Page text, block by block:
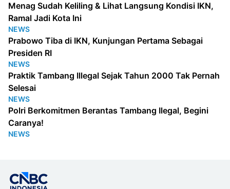
Menag Sudah Keliling & Lihat Langsung Kondisi IKN,
Ramal Jadi Kota Ini
NEWS
Prabowo Tiba di IKN, Kunjungan Pertama Sebagai
Presiden RI
NEWS
Praktik Tambang Illegal Sejak Tahun 2000 Tak Pernah
Selesai
NEWS
Polri Berkomitmen Berantas Tambang Ilegal, Begini
Caranya!
NEWS